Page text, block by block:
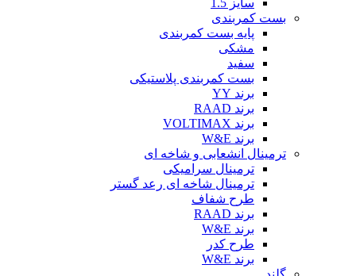
سایز 1.5
بست کمربندی
پایه بست کمربندی
مشکی
سفید
بست کمربندی پلاستیکی
برند YY
برند RAAD
برند VOLTIMAX
برند W&E
ترمینال انشعابی و شاخه ای
ترمینال سرامیکی
ترمینال شاخه ای رعد گستر
طرح شفاف
برند RAAD
برند W&E
طرح کدر
برند W&E